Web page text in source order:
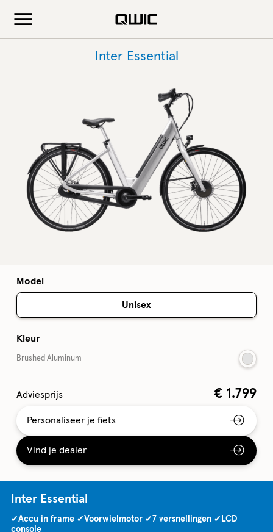
Inter Essential
Model
Unisex
Kleur
Brushed Aluminum
Adviesprijs € 1.799
Personaliseer je fiets
Vind je dealer
Inter Essential
✔Accu in frame ✔Voorwielmotor ✔7 versnellingen ✔LCD
console